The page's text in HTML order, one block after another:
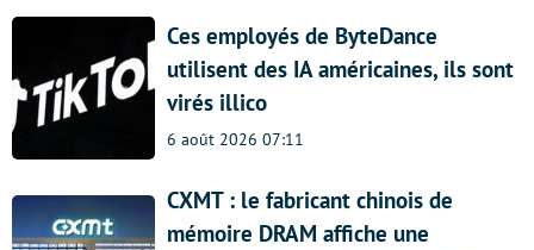
Ces employés de ByteDance
utilisent des IA américaines, ils sont
virés illico
6 août 2026 07:11
CXMT : le fabricant chinois de
mémoire DRAM affiche une